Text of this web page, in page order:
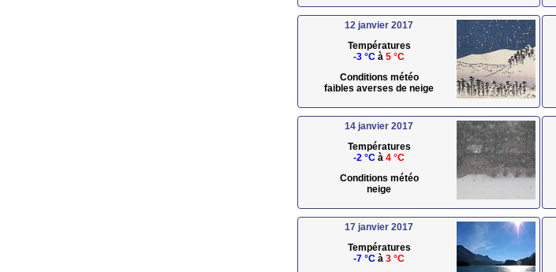
12 janvier 2017
Températures
-3 °C à 5 °C
Conditions météo
faibles averses de neige
14 janvier 2017
Températures
-2 °C à 4 °C
Conditions météo
neige
17 janvier 2017
Températures
-7 °C à 3 °C